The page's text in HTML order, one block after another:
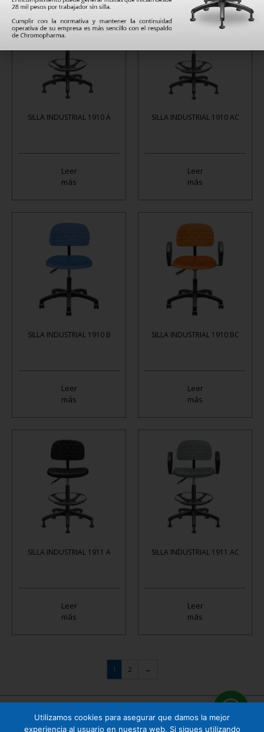
SILLA INDUSTRIAL 1910 A
Leer
más
SILLA INDUSTRIAL 1910 AC
Leer
más
SILLA INDUSTRIAL 1910 B
Leer
más
SILLA INDUSTRIAL 1910 BC
Leer
más
SILLA INDUSTRIAL 1911 A
Leer
más
SILLA INDUSTRIAL 1911 AC
Leer
más
1 2 →
Cuauhtémoc 158 B1 Col. Tizapán San Ángel, CP. 01090, Álvaro Obregón, Ciudad de
Utilizamos cookies para asegurar que damos la mejor
experiencia al usuario en nuestra web. Si sigues utilizando